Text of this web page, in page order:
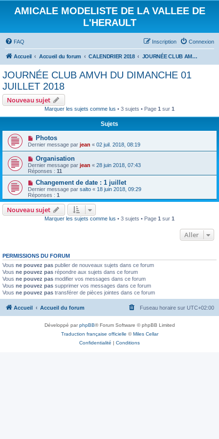
AMICALE MODELISTE DE LA VALLEE DE
L'HERAULT
FAQ Connexion
Inscription
Accueil Accueil du forum CALENDRIER 2018 JOURNÉE CLUB AMVH DU DIMANCHE 01 JUILLET 2018
JOURNÉE CLUB AMVH DU DIMANCHE 01
JUILLET 2018
Nouveau sujet
Marquer les sujets comme lus • 3 sujets • Page 1 sur 1
Sujets
Photos
Dernier message par jean « 02 juil. 2018, 08:19
Organisation
Dernier message par jean « 28 juin 2018, 07:43
Réponses : 11
Changement de date : 1 juillet
Dernier message par salto « 18 juin 2018, 09:29
Réponses : 1
Nouveau sujet
Marquer les sujets comme lus • 3 sujets • Page 1 sur 1
Aller
PERMISSIONS DU FORUM
Vous ne pouvez pas publier de nouveaux sujets dans ce forum
Vous ne pouvez pas répondre aux sujets dans ce forum
Vous ne pouvez pas modifier vos messages dans ce forum
Vous ne pouvez pas supprimer vos messages dans ce forum
Vous ne pouvez pas transférer de pièces jointes dans ce forum
Accueil Accueil du forum Fuseau horaire sur UTC+02:00
Développé parphpBB® Forum Software © phpBB Limited
Traduction française officielle ©Miles Cellar
Confidentialité | Conditions